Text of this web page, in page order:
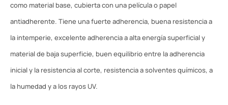
como material base, cubierta con una película o papel
antiadherente. Tiene una fuerte adherencia, buena resistencia a
la intemperie, excelente adherencia a alta energía superficial y
material de baja superficie, buen equilibrio entre la adherencia
inicial y la resistencia al corte, resistencia a solventes químicos, a
la humedad y a los rayos UV.